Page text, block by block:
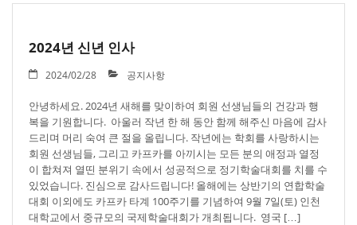
2024년 신년 인사
2024/02/28 공지사항
안녕하세요. 2024년 새해를 맞이하여 회원 선생님들의 건강과 행
복을 기원합니다. 아울러 작년 한 해 동안 함께 해주신 마음에 감사
드리며 머리 숙여 큰 절을 올립니다. 작년에는 학회를 사랑하시는
회원 선생님들, 그리고 카프카를 아끼시는 모든 분의 애정과 열정
이 합쳐져 열띤 분위기 속에서 성공적으로 정기학술대회를 치를 수
있었습니다. 진심으로 감사드립니다! 올해에는 상반기의 연합학술
대회 이외에도 카프카 타계 100주기를 기념하여 9월 7일(토) 인천
대학교에서 중규모의 국제학술대회가 개최됩니다. 영국 […]